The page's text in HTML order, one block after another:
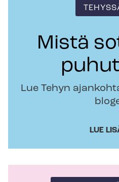
Mistä
Lue Tehyn
LUE